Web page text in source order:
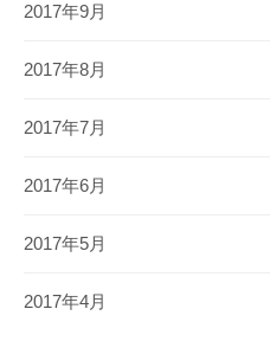
2017年9月
2017年8月
2017年7月
2017年6月
2017年5月
2017年4月